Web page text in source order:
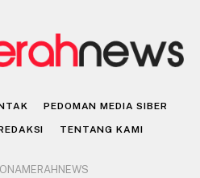
PEDOMAN MEDIA SIBER
TENTANG KAMI